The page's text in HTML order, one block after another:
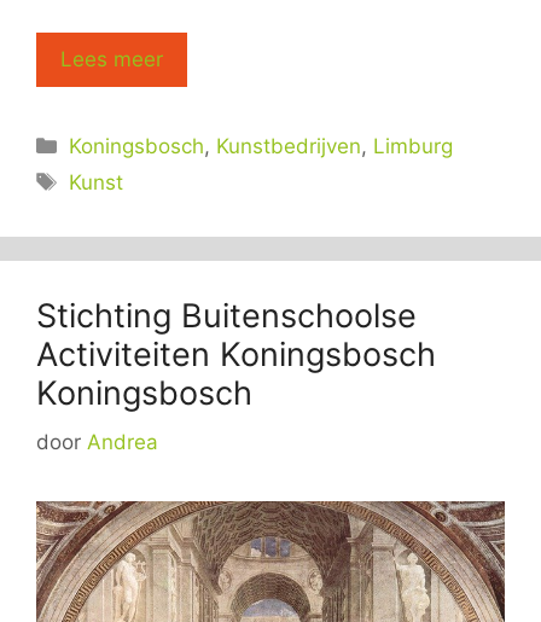
Lees meer
Categorieën
Koningsbosch, Kunstbedrijven, Limburg
Tags
Kunst
Stichting Buitenschoolse
Activiteiten Koningsbosch
Koningsbosch
door Andrea